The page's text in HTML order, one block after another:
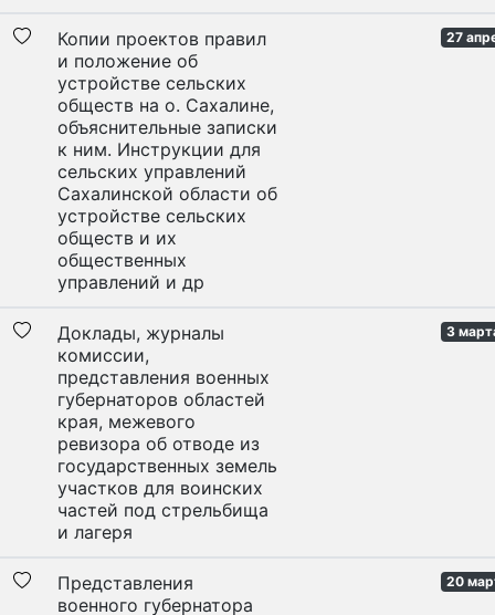
Копии проектов правил
и положение об
устройстве сельских
обществ на о. Сахалине,
объяснительные записки
к ним. Инструкции для
сельских управлений
Сахалинской области об
устройстве сельских
обществ и их
общественных
управлений и др
27
Доклады, журналы
комиссии,
представления военных
губернаторов областей
края, межевого
ревизора об отводе из
государственных земель
участков для воинских
частей под стрельбища
и лагеря
3
Представления
военного губернатора
20